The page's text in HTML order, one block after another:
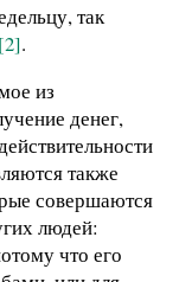
так
[2].
из
денег,
также
совершаются
людей:
что его